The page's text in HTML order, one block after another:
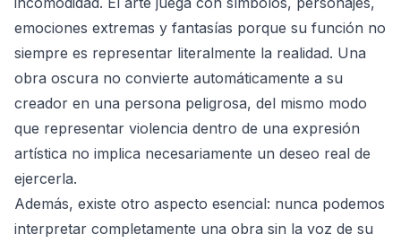
emociones extremas y fantasías porque su función no
siempre es representar literalmente la realidad. Una
obra oscura no convierte automáticamente a su
creador en una persona peligrosa, del mismo modo
que representar violencia dentro de una expresión
artística no implica necesariamente un deseo real de
ejercerla.
Además, existe otro aspecto esencial: nunca podemos
interpretar completamente una obra sin la voz de su